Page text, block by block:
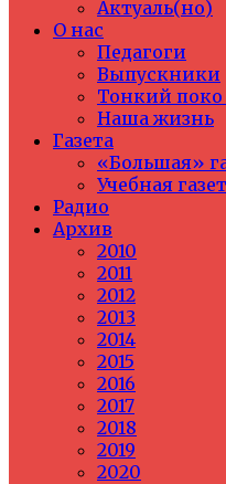
Актуаль(но)
О нас
Педагоги
Выпускники
Тонкий
Наша жизнь
Газета
«Большая»
Учебная
Радио
Архив
2010
2011
2012
2013
2014
2015
2016
2017
2018
2019
2020